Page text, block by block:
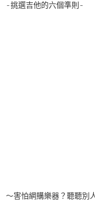
-挑選吉他的六個準則-
～害怕網購樂器？聽聽別